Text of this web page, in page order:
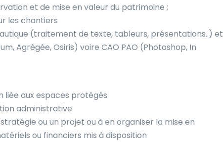
et de mise en valeur du patrimoine ;
les chantiers
(traitement de texte, tableurs, présentations..) et
Agrégée, Osiris) voire CAO PAO (Photoshop, In
liée aux espaces protégés
administrative
ou un projet ou à en organiser la mise en
ou financiers mis à disposition